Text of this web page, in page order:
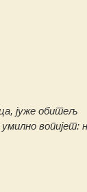
јуже обитељ
вопијет: